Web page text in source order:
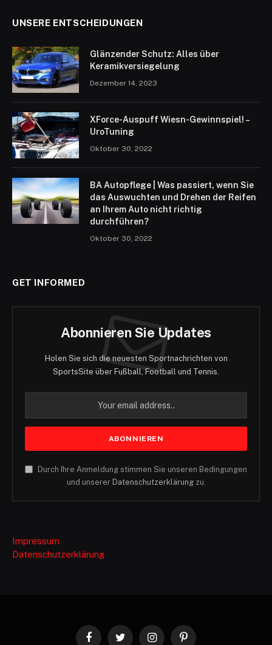
UNSERE ENTSCHEIDUNGEN
Glänzender Schutz: Alles über
Keramikversiegelung
Dezember 14, 2023
XForce-Auspuff Wiesn-Gewinnspiel! –
UroTuning
Oktober 30, 2022
BA Autopflege | Was passiert, wenn Sie
das Auswuchten und Drehen der Reifen
an Ihrem Auto nicht richtig
durchführen?
Oktober 30, 2022
GET INFORMED
Abonnieren Sie Updates
Holen Sie sich die neuesten Sportnachrichten von
SportsSite über Fußball, Football und Tennis.
Durch Ihre Anmeldung stimmen Sie unseren Bedingungen
und unserer Datenschutzerklärungzu.
Impressum
Datenschutzerklärung
FacebookTwitter InstagramPinterest